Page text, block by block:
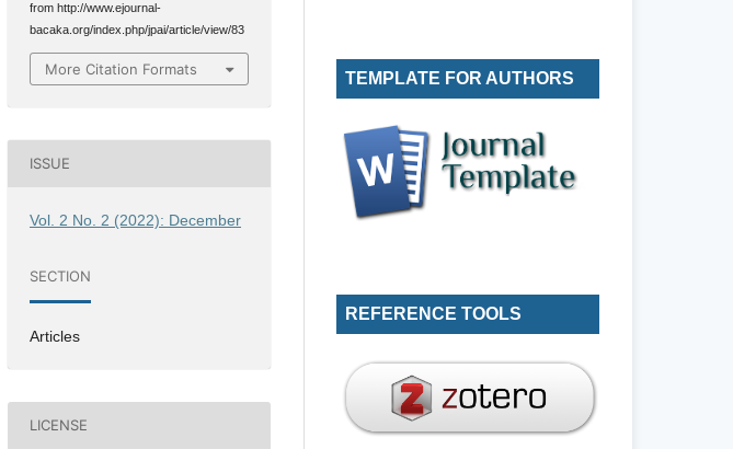
from http://www.ejournal-
bacaka.org/index.php/jpai/article/view/83
More Citation Formats
ISSUE
Vol. 2 No. 2 (2022): December
SECTION
Articles
LICENSE
TEMPLATE FOR AUTHORS
REFERENCE TOOLS